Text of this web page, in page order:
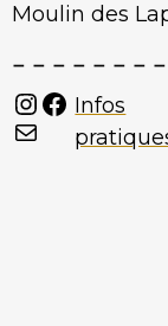
Moulin des
Instagram
Facebook
Mail
Infos